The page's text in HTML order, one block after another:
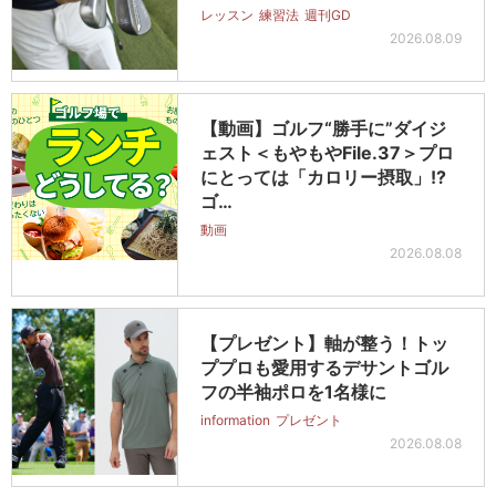
レッスン 練習法 週刊GD
2026.08.09
【動画】ゴルフ“勝手に”ダイジ
ェスト＜もやもやFile.37＞プロ
にとっては「カロリー摂取」!?
ゴ…
動画
2026.08.08
【プレゼント】軸が整う！トッ
ププロも愛用するデサントゴル
フの半袖ポロを1名様に
information プレゼント
2026.08.08